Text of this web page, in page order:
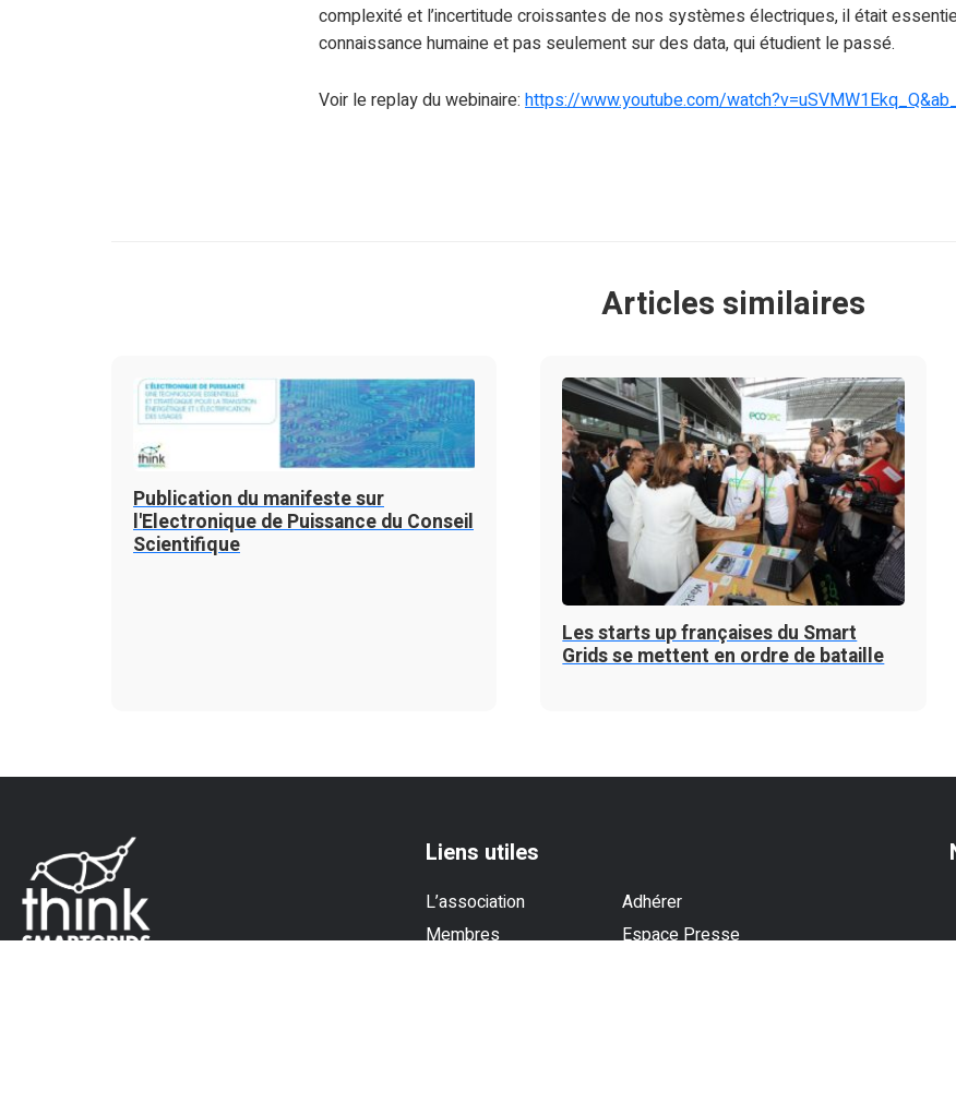
complexité et l’incertitude croissantes de nos systèmes électriques, il était
connaissance humaine et pas seulement sur des data, qui étudient le passé.
Voir le replay du webinaire: https://www.youtube.com/
Articles similaires
Publication du manifeste sur
l'Electronique de Puissance du Conseil
Scientifique
Les starts up françaises du Smart
Grids se mettent en ordre de bataille
Liens utiles
L’association
Adhérer
Membres
Espace Presse